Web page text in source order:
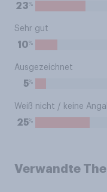
23%
Sehr gut
10%
Ausgezeichnet
5%
Weiß nicht / keine
25%
Verwandte